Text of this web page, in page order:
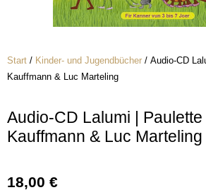
Start / Kinder- und Jugendbücher / Audio-CD
Kauffmann & Luc Marteling
Audio-CD Lalumi |
Kauffmann & Luc Marteling
18,00 €